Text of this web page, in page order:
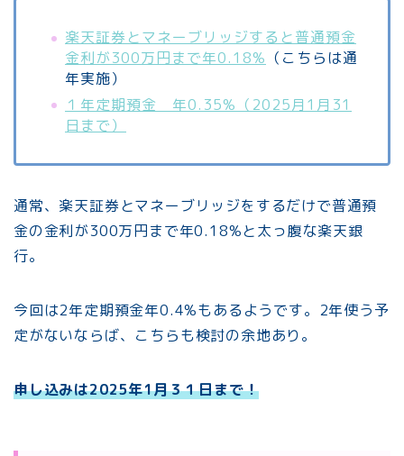
楽天証券とマネーブリッジすると普通預金
金利が300万円まで年0.18% （こちらは通
年実施）
１年定期預金 年0.35%（2025月1月31
日まで）
通常、楽天証券とマネーブリッジをするだけで普通預
金の金利が300万円まで年0.18%と太っ腹な楽天銀
行。
今回は2年定期預金年0.4%もあるようです。2年使う予
定がないならば、こちらも検討の余地あり。
申し込みは2025年1月３１日まで！